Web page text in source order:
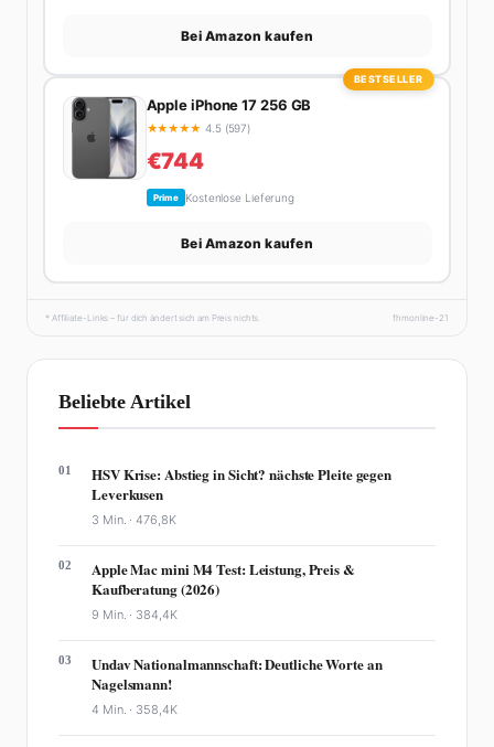
Bei Amazon kaufen
BESTSELLER
Apple iPhone 17 256 GB
★★★★★ 4.5 (597)
€744
Prime Kostenlose Lieferung
Bei Amazon kaufen
* Affiliate-Links – für dich ändert sich am Preis nichts. fhmonline-21
Beliebte Artikel
01
HSV Krise: Abstieg in Sicht? nächste Pleite gegen
Leverkusen
3 Min. ·476,8K
02
Apple Mac mini M4 Test: Leistung, Preis &
Kaufberatung (2026)
9 Min. · 384,4K
03
Undav Nationalmannschaft: Deutliche Worte an
Nagelsmann!
4 Min. · 358,4K